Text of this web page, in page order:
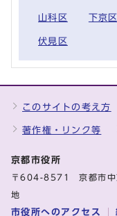
山科区 下京区
伏見区
このサイトの考え方
著作権・リンク等
京都市役所
〒604-8571 京都市中
地
市役所へのアクセス